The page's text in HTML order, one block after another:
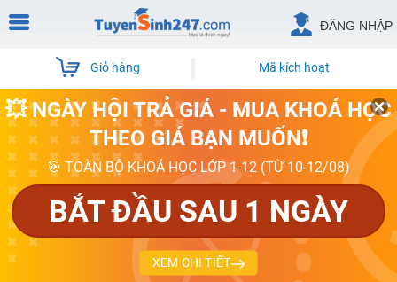
ĐĂNG NHẬP
Giỏ hàng Mã kích hoạt
💥 NGÀY HỘI TRẢ GIÁ - MUA KHOÁ HỌC
THEO GIÁ BẠN MUỐN❗
🎯 TOÀN BỘ KHOÁ HỌC LỚP 1-12 (TỪ 10-12/08)
BẮT ĐẦU SAU 1 NGÀY
XEM CHI TIẾT